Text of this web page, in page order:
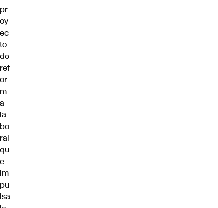
pr
oy
ec
to
de
ref
or
m
a
la
bo
ral
qu
e
im
pu
lsa